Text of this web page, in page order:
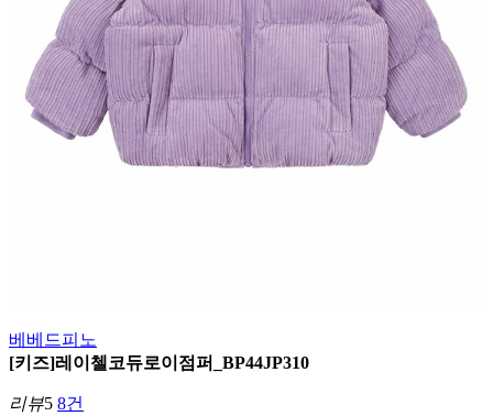
베베드피노
[키즈]레이첼코듀로이점퍼_BP44JP310
리뷰5 8건